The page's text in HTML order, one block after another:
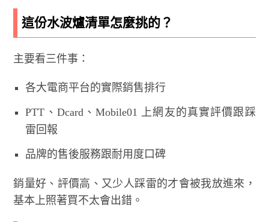
這份水波爐清單怎麼挑的？
主要看三件事：
各大電商平台的實際銷售排行
PTT、Dcard、Mobile01 上網友的真實評價跟踩
雷回報
品牌的售後服務跟耐用度口碑
銷量好、評價高、又少人踩雷的才會被我放進來，
基本上照著買不太會出錯。